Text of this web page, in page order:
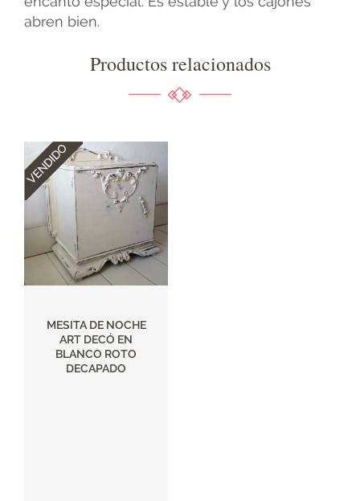
abren bien.
Productos relacionados
MESITA DE NOCHE
ART DECÓ EN
BLANCO ROTO
DECAPADO